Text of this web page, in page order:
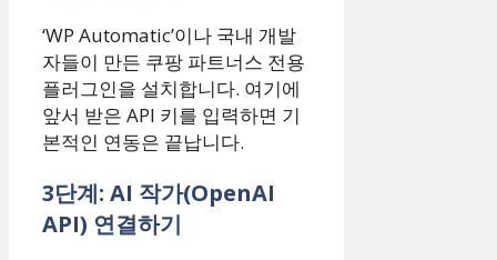
‘WP Automatic’이나 국내 개발
자들이 만든 쿠팡 파트너스 전용
플러그인을 설치합니다. 여기에
앞서 받은 API 키를 입력하면 기
본적인 연동은 끝납니다.
3단계: AI 작가(OpenAI
API) 연결하기